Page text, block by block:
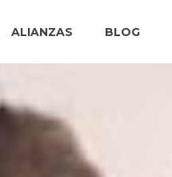
ALIANZAS BLOG